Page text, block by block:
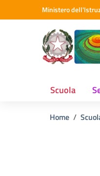
Vai ai contenuti
Vai al menu di navigazione
Ministero
Scuola
Home